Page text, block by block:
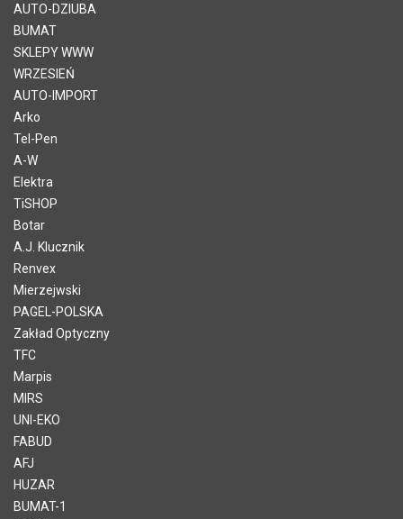
AUTO-DZIUBA
BUMAT
SKLEPY WWW
WRZESIEŃ
AUTO-IMPORT
Arko
Tel-Pen
A-W
Elektra
TiSHOP
Botar
A.J. Klucznik
Renvex
Mierzejwski
PAGEL-POLSKA
Zakład Optyczny
TFC
Marpis
MIRS
UNI-EKO
FABUD
AFJ
HUZAR
BUMAT-1